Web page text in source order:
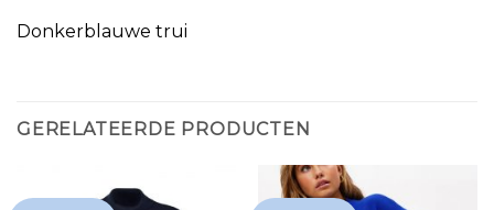
Donkerblauwe trui
GERELATEERDE PRODUCTEN